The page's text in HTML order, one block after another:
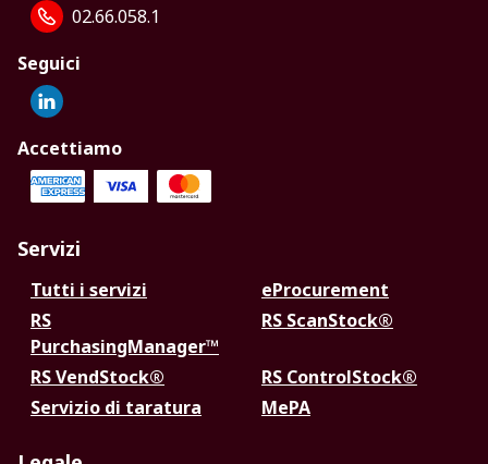
02.66.058.1
Seguici
Accettiamo
Servizi
Tutti i servizi
eProcurement
RS
PurchasingManager™
RS ScanStock®
RS VendStock®
RS ControlStock®
Servizio di taratura
MePA